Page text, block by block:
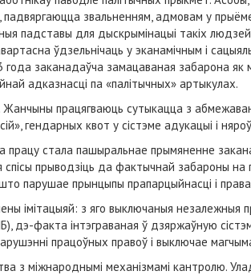
падвяргаюцца звальненням, адмовам у
падставы для дыскрымінацыі такіх людзей,
ўдзельнічаць у эканамічным і
года заканадаўча замацаваная забарона як
адказнасці па «палітычных» артыкулах.
працягваюць сутыкацца з
гендарных квот у сістэме адукацыі і
стала пашыральнае прымяненне
прыводзіць да фактычнай забароны
парушае прынцыпы прапарцыйнасці і
імітацыяй: з яго выключаныя незалежныя
факта інтэграваная ў дзяржаўную
працоўных правоў і выключае
з міжнароднымі механізмамі кантролю.